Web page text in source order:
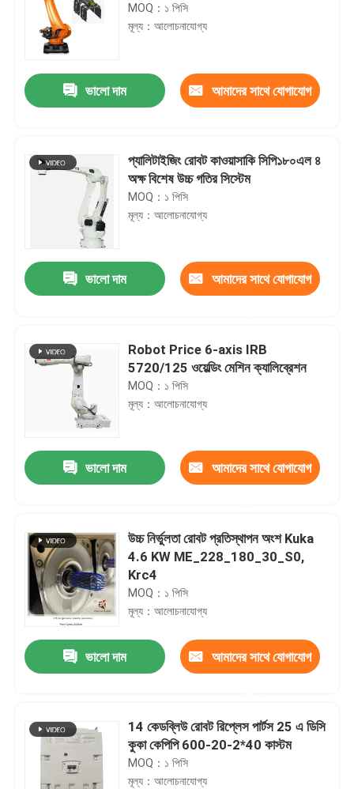
বাড়ি
MOQ：১ পিসি
মূল্য：আলোচনাযোগ্য
ভালো দাম আমাদের সাথে যোগাযোগ
প্যালিটাইজিং রোবট কাওয়াসাকি সিপি১৮০এল ৪
অক্ষ বিশেষ উচ্চ গতির সিস্টেম
MOQ：১ পিসি
মূল্য：আলোচনাযোগ্য
ভালো দাম আমাদের সাথে যোগাযোগ
Robot Price 6-axis IRB
5720/125 ওয়েল্ডিং মেশিন ক্যালিব্রেশন
MOQ：১ পিসি
মূল্য：আলোচনাযোগ্য
ভালো দাম আমাদের সাথে যোগাযোগ
উচ্চ নির্ভুলতা রোবট প্রতিস্থাপন অংশ Kuka
4.6 KW ME_228_180_30_S0,
Krc4
MOQ：১ পিসি
মূল্য：আলোচনাযোগ্য
ভালো দাম আমাদের সাথে যোগাযোগ
14 কেডব্লিউ রোবট রিপ্লেস পার্টস 25 এ ডিসি
কুকা কেপিপি 600-20-2*40 কাস্টম
MOQ：১ পিসি
মূল্য：আলোচনাযোগ্য